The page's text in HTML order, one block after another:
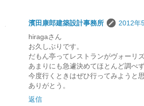
濱田康郎建築設計事務所
2012年
hiragaさん
お久しぶりです。
だもん亭ってレストランがヴォーリ
あまりにも急遽決めてほとんど調べ
今度行くときはぜひ行ってみようと思
ありがとう。
返信